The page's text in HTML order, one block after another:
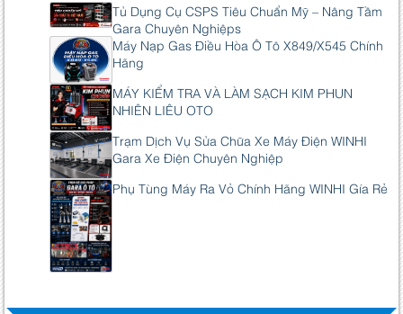
Tủ Dụng Cụ CSPS Tiêu Chuẩn Mỹ – Nâng Tầm
Gara Chuyên Nghiệps
Máy Nạp Gas Điều Hòa Ô Tô X849/X545 Chính
Hãng
MÁY KIỂM TRA VÀ LÀM SẠCH KIM PHUN
NHIÊN LIÊU OTO
Trạm Dịch Vụ Sửa Chữa Xe Máy Điện WINHI
Gara Xe Điện Chuyên Nghiệp
Phụ Tùng Máy Ra Vỏ Chính Hãng WINHI Gía Rẻ